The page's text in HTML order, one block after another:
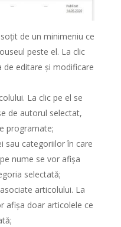
de un minimeniu ce
peste el. La clic
de editare și modificare
La clic pe el se
de autorul selectat,
programate;
sau categoriilor în care
nume se vor afișa
selectată;
articolului. La
afișa doar articolele ce